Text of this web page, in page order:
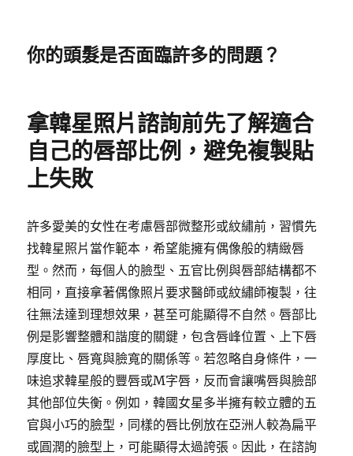
你的頭髮是否面臨許多的問題？
拿韓星照片諮詢前先了解適合
自己的唇部比例，避免複製貼
上失敗
許多愛美的女性在考慮唇部微整形或紋繡前，習慣先
找韓星照片當作範本，希望能擁有偶像般的精緻唇
型。然而，每個人的臉型、五官比例與唇部結構都不
相同，直接拿著偶像照片要求醫師或紋繡師複製，往
往無法達到理想效果，甚至可能顯得不自然。唇部比
例是影響整體和諧度的關鍵，包含唇峰位置、上下唇
厚度比、唇寬與臉寬的關係等。若忽略自身條件，一
味追求韓星般的豐唇或M字唇，反而會讓嘴唇與臉部
其他部位失衡。例如，韓國女星多半擁有較立體的五
官與小巧的臉型，同樣的唇比例放在亞洲人較為扁平
或圓潤的臉型上，可能顯得太過誇張。因此，在諮詢